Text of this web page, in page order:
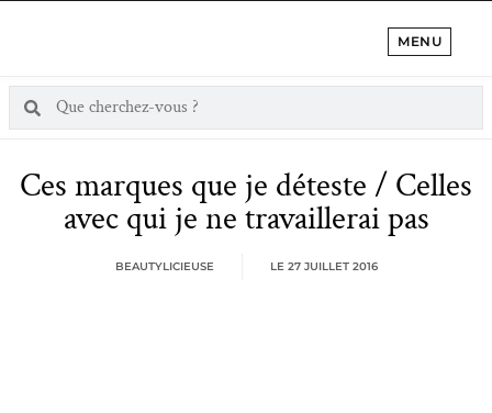
MENU
Ces marques que je déteste / Celles
avec qui je ne travaillerai pas
BEAUTYLICIEUSE LE 27 JUILLET 2016